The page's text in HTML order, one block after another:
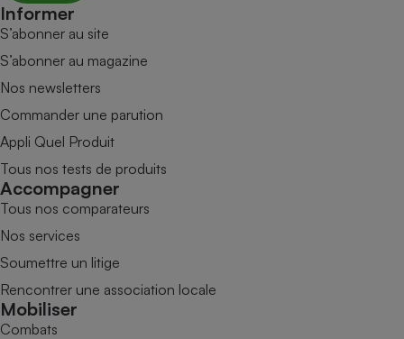
Informer
S’abonner au site
S’abonner au magazine
Nos newsletters
Commander une parution
Appli Quel Produit
Tous nos tests de produits
Accompagner
Tous nos comparateurs
Nos services
Soumettre un litige
Rencontrer une association locale
Mobiliser
Combats